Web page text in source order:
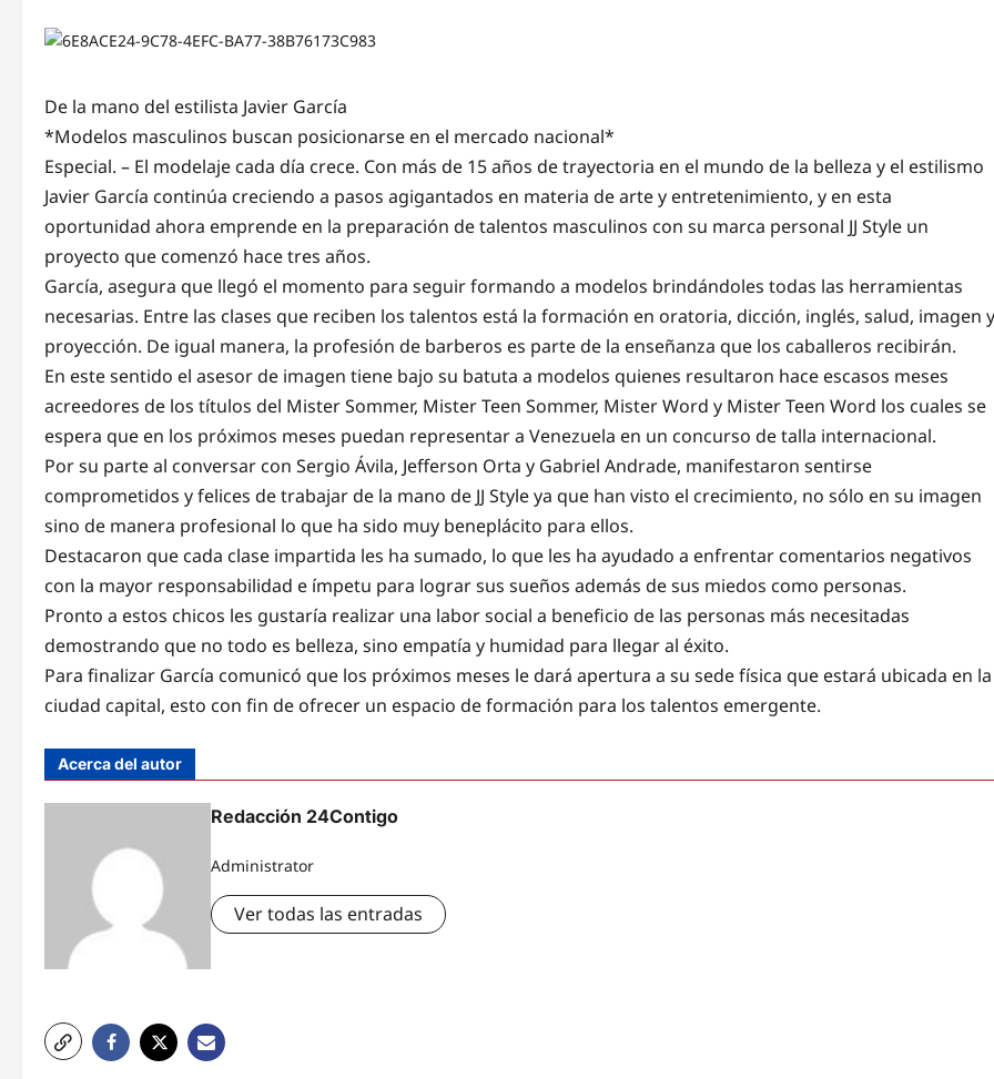
De la mano del estilista Javier García
*Modelos masculinos buscan posicionarse en el mercado nacional*
Especial. – El modelaje cada día crece. Con más de 15 años de trayectoria en el mundo de la belleza y el estilismo
Javier García continúa creciendo a pasos agigantados en materia de arte y entretenimiento, y en esta
oportunidad ahora emprende en la preparación de talentos masculinos con su marca personal JJ Style un
proyecto que comenzó hace tres años.
García, asegura que llegó el momento para seguir formando a modelos brindándoles todas las herramientas
necesarias. Entre las clases que reciben los talentos está la formación en oratoria, dicción, inglés, salud, imagen y
proyección. De igual manera, la profesión de barberos es parte de la enseñanza que los caballeros recibirán.
En este sentido el asesor de imagen tiene bajo su batuta a modelos quienes resultaron hace escasos meses
acreedores de los títulos del Mister Sommer, Mister Teen Sommer, Mister Word y Mister Teen Word los cuales se
espera que en los próximos meses puedan representar a Venezuela en un concurso de talla internacional.
Por su parte al conversar con Sergio Ávila, Jefferson Orta y Gabriel Andrade, manifestaron sentirse
comprometidos y felices de trabajar de la mano de JJ Style ya que han visto el crecimiento, no sólo en su imagen
sino de manera profesional lo que ha sido muy beneplácito para ellos.
Destacaron que cada clase impartida les ha sumado, lo que les ha ayudado a enfrentar comentarios negativos
con la mayor responsabilidad e ímpetu para lograr sus sueños además de sus miedos como personas.
Pronto a estos chicos les gustaría realizar una labor social a beneficio de las personas más necesitadas
demostrando que no todo es belleza, sino empatía y humidad para llegar al éxito.
Para finalizar García comunicó que los próximos meses le dará apertura a su sede física que estará ubicada en la
ciudad capital, esto con fin de ofrecer un espacio de formación para los talentos emergente.
Acerca del autor
Redacción 24Contigo
Administrator
Ver todas las entradas